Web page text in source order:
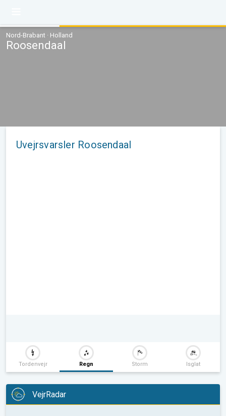
Nord-Brabant · Holland
Roosendaal
Uvejrsvarsler Roosendaal
Tordenvejr Regn Storm Isglat
VejrRadar